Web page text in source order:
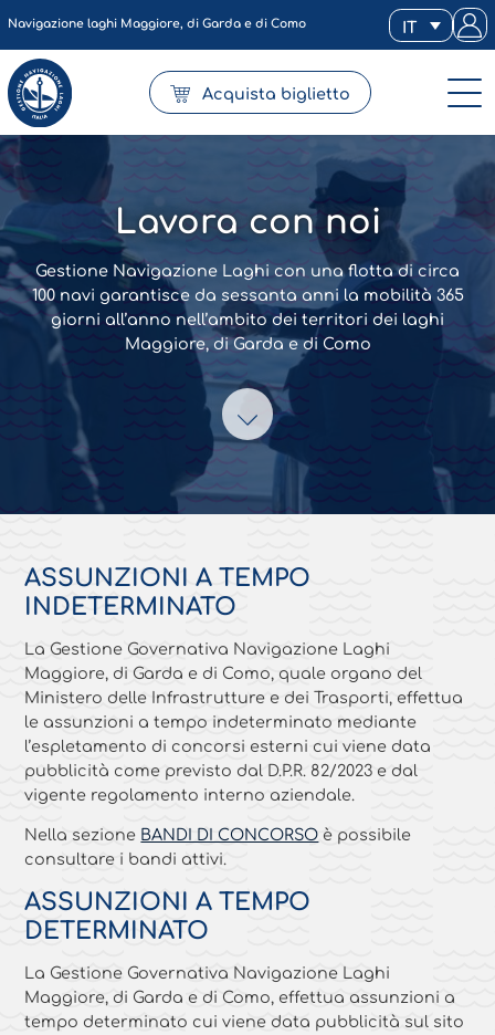
Navigazione laghi Maggiore, di Garda e di Como IT
Acquista biglietto
Lavora con noi
Gestione Navigazione Laghi con una flotta di circa
100 navi garantisce da sessanta anni la mobilità 365
giorni all’anno nell’ambito dei territori dei laghi
Maggiore, di Garda e di Como
ASSUNZIONI A TEMPO
INDETERMINATO
La Gestione Governativa Navigazione Laghi
Maggiore, di Garda e di Como, quale organo del
Ministero delle Infrastrutture e dei Trasporti, effettua
le assunzioni a tempo indeterminato mediante
l’espletamento di concorsi esterni cui viene data
pubblicità come previsto dal D.P.R. 82/2023 e dal
vigente regolamento interno aziendale.
Nella sezione BANDI DI CONCORSO è possibile
consultare i bandi attivi.
ASSUNZIONI A TEMPO
DETERMINATO
La Gestione Governativa Navigazione Laghi
Maggiore, di Garda e di Como, effettua assunzioni a
tempo determinato cui viene data pubblicità sul sito